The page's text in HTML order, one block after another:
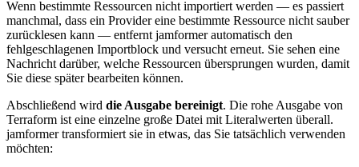
Wenn bestimmte Ressourcen nicht importiert werden — es passiert
manchmal, dass ein Provider eine bestimmte Ressource nicht sauber
zurücklesen kann — entfernt jamformer automatisch den
fehlgeschlagenen Importblock und versucht erneut. Sie sehen eine
Nachricht darüber, welche Ressourcen übersprungen wurden, damit
Sie diese später bearbeiten können.
Abschließend wird die Ausgabe bereinigt. Die rohe Ausgabe von
Terraform ist eine einzelne große Datei mit Literalwerten überall.
jamformer transformiert sie in etwas, das Sie tatsächlich verwenden
möchten: